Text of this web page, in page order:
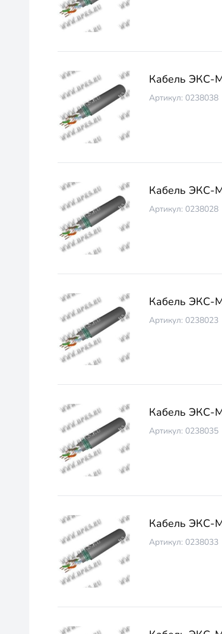
Кабель
Артикул: 0238038
Кабель
Артикул: 0238028
Кабель
Артикул: 0238023
Кабель
Артикул: 0238035
Кабель
Артикул: 0238033